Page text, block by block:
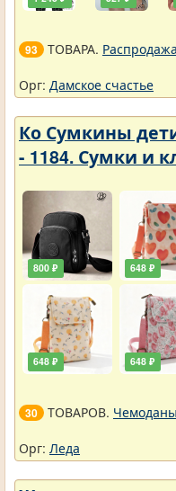
93 ТОВАРА.
Орг: Дамское счастье
Ко Сумкины
- 1184. Сумки и
800 ₽
648 ₽
648 ₽
648 ₽
30 ТОВАРОВ.
Орг: Леда